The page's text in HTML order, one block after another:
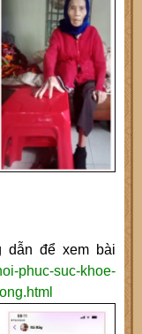
dẫn để xem bài
phuc-suc-khoe-